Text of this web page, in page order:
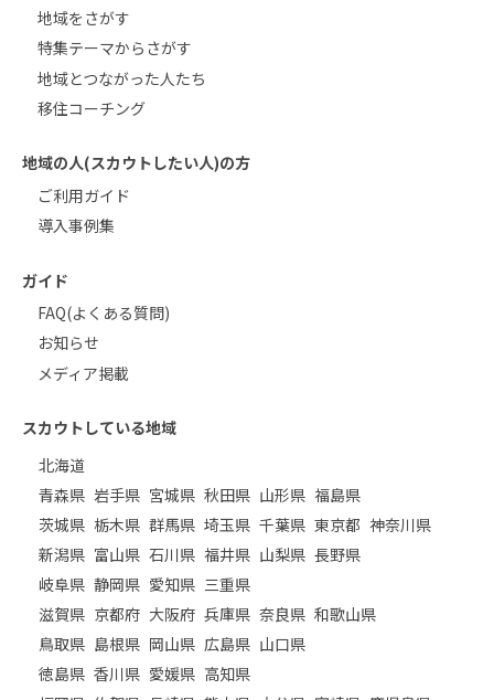
地域をさがす
特集テーマからさがす
地域とつながった人たち
移住コーチング
地域の人(スカウトしたい人)の方
ご利用ガイド
導入事例集
ガイド
FAQ(よくある質問)
お知らせ
メディア掲載
スカウトしている地域
北海道
青森県 岩手県 宮城県 秋田県 山形県 福島県
茨城県 栃木県 群馬県 埼玉県 千葉県 東京都 神奈川県
新潟県 富山県 石川県 福井県 山梨県 長野県
岐阜県 静岡県 愛知県 三重県
滋賀県 京都府 大阪府 兵庫県 奈良県 和歌山県
鳥取県 島根県 岡山県 広島県 山口県
徳島県 香川県 愛媛県 高知県